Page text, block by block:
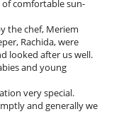
comfortable sun-
the chef, Meriem
Rachida, were
looked after us well.
and young
very special.
and generally we